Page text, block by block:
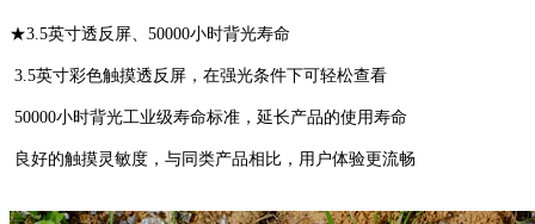
★3.5英寸透反屏、50000小时背光寿命
3.5英寸彩色触摸透反屏，在强光条件下可轻松查看
50000小时背光工业级寿命标准，延长产品的使用寿命
良好的触摸灵敏度，与同类产品相比，用户体验更流畅